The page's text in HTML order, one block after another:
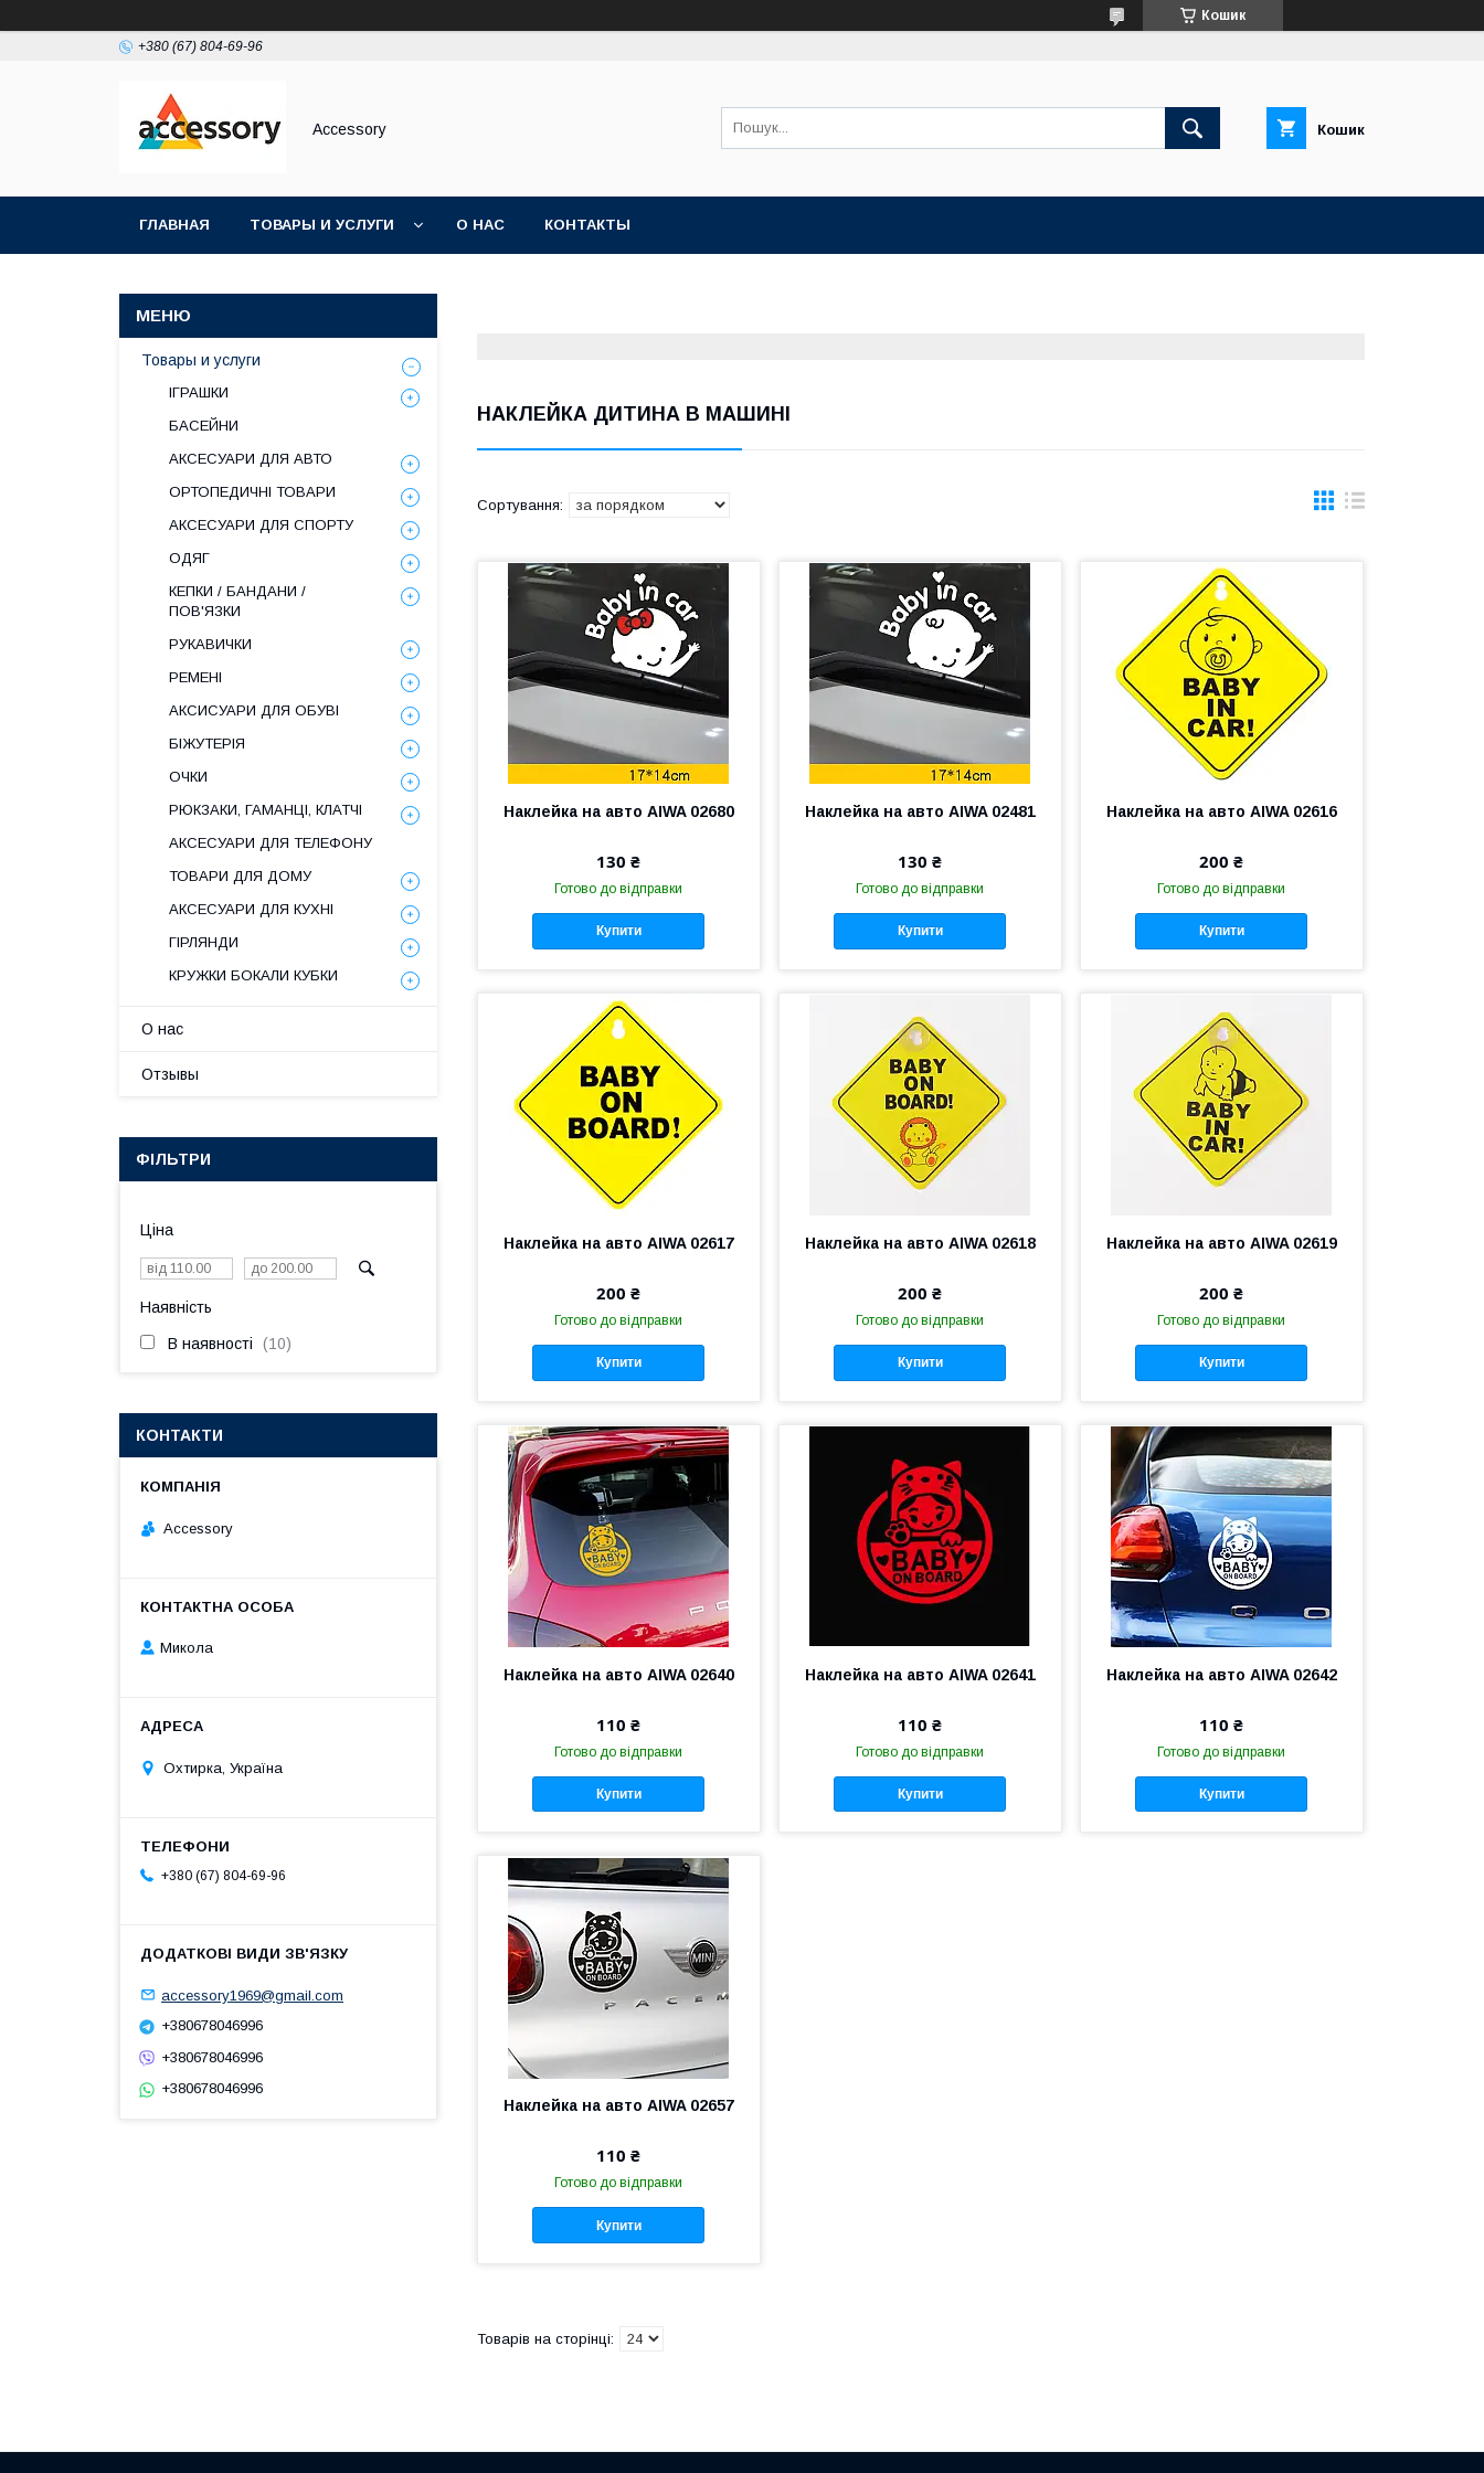
Кошик
+380 (67) 804-69-96
Accessory Кошик
ГЛАВНАЯ ТОВАРЫ И УСЛУГИ О НАС КОНТАКТЫ
НАКЛЕЙКА ДИТИНА В МАШИНІ
Наклейка на авто AIWA 02680
130 ₴
Готово до відправки
Купити
Наклейка на авто AIWA 02481
130 ₴
Готово до відправки
Купити
Наклейка на авто AIWA 02616
200 ₴
Готово до відправки
Купити
Наклейка на авто AIWA 02617
200 ₴
Готово до відправки
Купити
Наклейка на авто AIWA 02618
200 ₴
Готово до відправки
Купити
Наклейка на авто AIWA 02619
200 ₴
Готово до відправки
Купити
Наклейка на авто AIWA 02640
110 ₴
Готово до відправки
Купити
Наклейка на авто AIWA 02641
110 ₴
Готово до відправки
Купити
Наклейка на авто AIWA 02642
110 ₴
Готово до відправки
Купити
Наклейка на авто AIWA 02657
110 ₴
Готово до відправки
Купити
Товары и услуги
ІГРАШКИ
БАСЕЙНИ
АКСЕСУАРИ ДЛЯ АВТО
ОРТОПЕДИЧНІ ТОВАРИ
АКСЕСУАРИ ДЛЯ СПОРТУ
ОДЯГ
КЕПКИ / БАНДАНИ /
ПОВ'ЯЗКИ
РУКАВИЧКИ
РЕМЕНІ
АКСИСУАРИ ДЛЯ ОБУВІ
БІЖУТЕРІЯ
ОЧКИ
РЮКЗАКИ, ГАМАНЦІ, КЛАТЧІ
АКСЕСУАРИ ДЛЯ ТЕЛЕФОНУ
ТОВАРИ ДЛЯ ДОМУ
АКСЕСУАРИ ДЛЯ КУХНІ
ГІРЛЯНДИ
КРУЖКИ БОКАЛИ КУБКИ
О нас
Отзывы
ФІЛЬТРИ
Ціна
Наявність
В наявності 10
КОНТАКТИ
Accessory
Микола
Охтирка, Україна
+380 (67) 804-69-96
accessory1969@gmail.com
+380678046996
+380678046996
+380678046996